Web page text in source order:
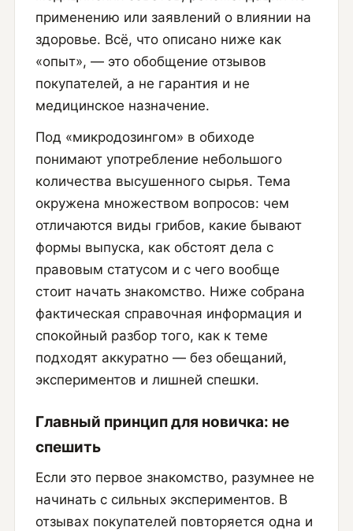
применению или заявлений о влиянии на
здоровье. Всё, что описано ниже как
«опыт», — это обобщение отзывов
покупателей, а не гарантия и не
медицинское назначение.
Под «микродозингом» в обиходе
понимают употребление небольшого
количества высушенного сырья. Тема
окружена множеством вопросов: чем
отличаются виды грибов, какие бывают
формы выпуска, как обстоят дела с
правовым статусом и с чего вообще
стоит начать знакомство. Ниже собрана
фактическая справочная информация и
спокойный разбор того, как к теме
подходят аккуратно — без обещаний,
экспериментов и лишней спешки.
Главный принцип для новичка: не
спешить
Если это первое знакомство, разумнее не
начинать с сильных экспериментов. В
отзывах покупателей повторяется одна и